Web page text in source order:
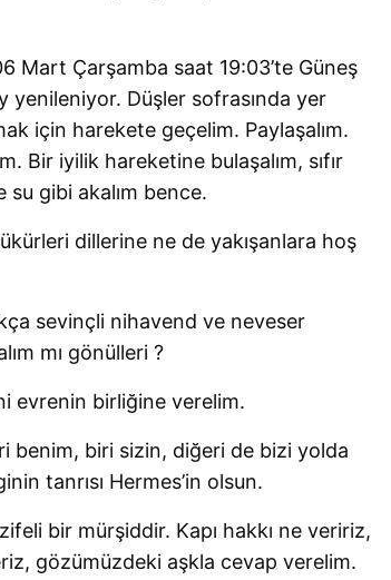
Mart Çarşamba saat 19:03’te Güneş
yenileniyor. Düşler sofrasında yer
için harekete geçelim. Paylaşalım.
Bir iyilik hareketine bulaşalım, sıfır
su gibi akalım bence.
dillerine ne de yakışanlara hoş
sevinçli nihavend ve neveser
mı gönülleri ?
evrenin birliğine verelim.
benim, biri sizin, diğeri de bizi yolda
tanrısı Hermes’in olsun.
bir mürşiddir. Kapı hakkı ne veririz,
gözümüzdeki aşkla cevap verelim.